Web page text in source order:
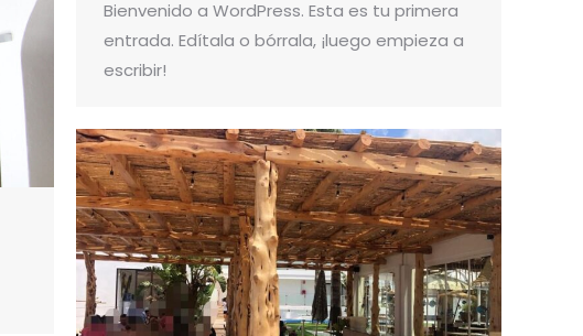
Bienvenido a WordPress. Esta es tu primera
entrada. Edítala o bórrala, ¡luego empieza a
escribir!